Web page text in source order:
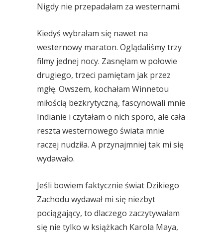
Nigdy nie przepadałam za westernami.
Kiedyś wybrałam się nawet na
westernowy maraton. Oglądaliśmy trzy
filmy jednej nocy. Zasnęłam w połowie
drugiego, trzeci pamiętam jak przez
mgłę. Owszem, kochałam Winnetou
miłością bezkrytyczną, fascynowali mnie
Indianie i czytałam o nich sporo, ale cała
reszta westernowego świata mnie
raczej nudziła. A przynajmniej tak mi się
wydawało.
Jeśli bowiem faktycznie świat Dzikiego
Zachodu wydawał mi się niezbyt
pociągający, to dlaczego zaczytywałam
się nie tylko w książkach Karola Maya,